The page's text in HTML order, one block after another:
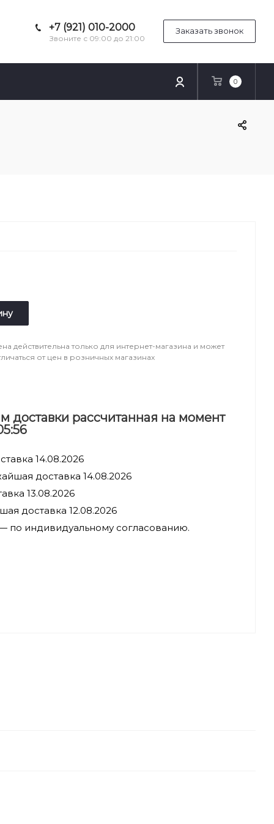
+7 (921) 010-2000
Звоните с 09:00 до 21:00
Заказать звонок
0
действительна только для интернет-магазина и может
от цен в розничных магазинах
доставки рассчитанная на момент
14.08.2026
доставка 14.08.2026
13.08.2026
доставка 12.08.2026
по индивидуальному согласованию.